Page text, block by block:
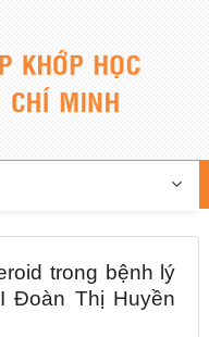
trong bệnh lý
Đoàn Thị Huyền